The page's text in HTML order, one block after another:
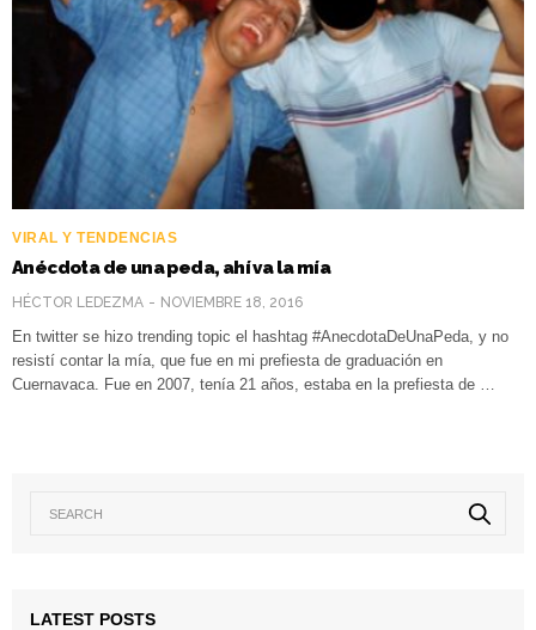
VIRAL Y TENDENCIAS
Anécdota de una peda, ahí va la mía
HÉCTOR LEDEZMA NOVIEMBRE 18, 2016
En twitter se hizo trending topic el hashtag #AnecdotaDeUnaPeda, y no
resistí contar la mía, que fue en mi prefiesta de graduación en
Cuernavaca. Fue en 2007, tenía 21 años, estaba en la prefiesta de …
LATEST POSTS